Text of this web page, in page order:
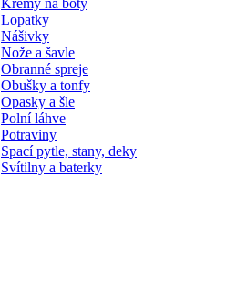
Krémy na boty
Lopatky
Nášivky
Nože a šavle
Obranné spreje
Obušky a tonfy
Opasky a šle
Polní láhve
Potraviny
Spací pytle, stany, deky
Svítilny a baterky